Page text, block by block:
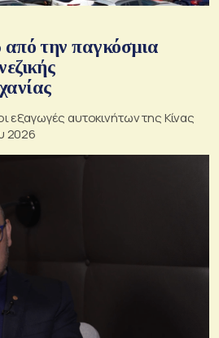
από την παγκόσμια
εξαγωγές αυτοκινήτων της Κίνας
2026